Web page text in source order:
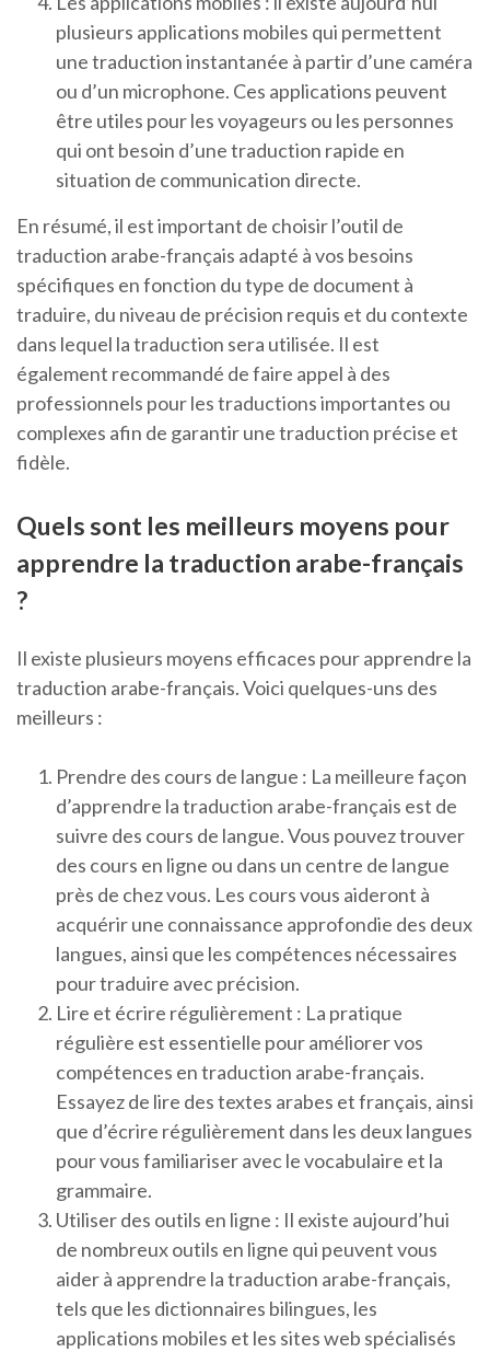
plusieurs applications mobiles qui permettent
une traduction instantanée à partir d’une caméra
ou d’un microphone. Ces applications peuvent
être utiles pour les voyageurs ou les personnes
qui ont besoin d’une traduction rapide en
situation de communication directe.
En résumé, il est important de choisir l’outil de
traduction arabe-français adapté à vos besoins
spécifiques en fonction du type de document à
traduire, du niveau de précision requis et du contexte
dans lequel la traduction sera utilisée. Il est
également recommandé de faire appel à des
professionnels pour les traductions importantes ou
complexes afin de garantir une traduction précise et
fidèle.
Quels sont les meilleurs moyens pour
apprendre la traduction arabe-français
?
Il existe plusieurs moyens efficaces pour apprendre la
traduction arabe-français. Voici quelques-uns des
meilleurs :
Prendre des cours de langue : La meilleure façon
d’apprendre la traduction arabe-français est de
suivre des cours de langue. Vous pouvez trouver
des cours en ligne ou dans un centre de langue
près de chez vous. Les cours vous aideront à
acquérir une connaissance approfondie des deux
langues, ainsi que les compétences nécessaires
pour traduire avec précision.
Lire et écrire régulièrement : La pratique
régulière est essentielle pour améliorer vos
compétences en traduction arabe-français.
Essayez de lire des textes arabes et français, ainsi
que d’écrire régulièrement dans les deux langues
pour vous familiariser avec le vocabulaire et la
grammaire.
Utiliser des outils en ligne : Il existe aujourd’hui
de nombreux outils en ligne qui peuvent vous
aider à apprendre la traduction arabe-français,
tels que les dictionnaires bilingues, les
applications mobiles et les sites web spécialisés